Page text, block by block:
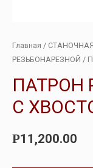
Главная /
РЕЗЬБОНАРЕЗНОЙ /
ПАТРОН
С
Р11,200.00